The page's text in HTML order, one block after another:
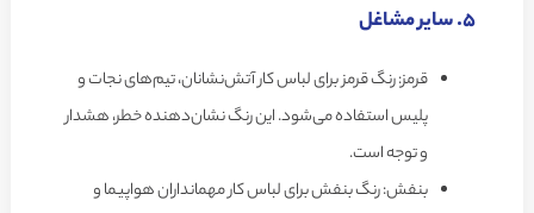
5. سایر مشاغل
قرمز: رنگ قرمز برای لباس کار آتش‌نشانان، تیم‌های نجات و
پلیس استفاده می‌شود. این رنگ نشان‌دهنده خطر، هشدار
و توجه است.
بنفش: رنگ بنفش برای لباس کار مهمانداران هواپیما و